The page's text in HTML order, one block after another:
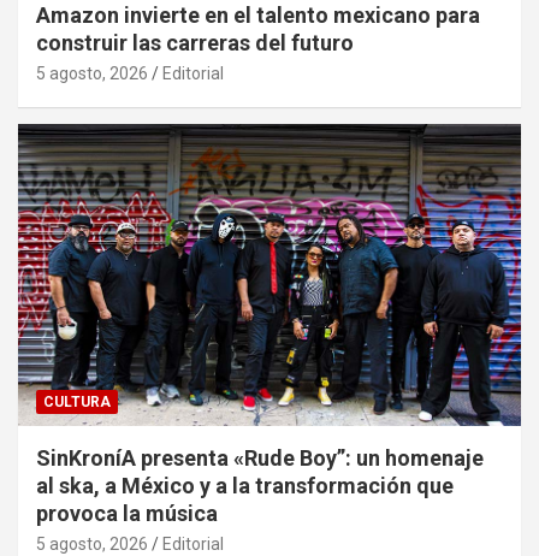
Amazon invierte en el talento mexicano para
construir las carreras del futuro
5 agosto, 2026 Editorial
CULTURA
SinKroníA presenta «Rude Boy”: un homenaje
al ska, a México y a la transformación que
provoca la música
5 agosto, 2026 Editorial